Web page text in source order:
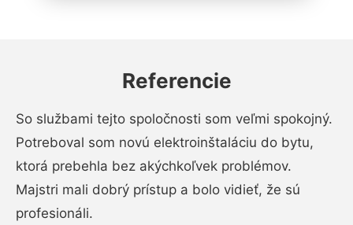
Referencie
So službami tejto spoločnosti som veľmi spokojný.
Potreboval som novú elektroinštaláciu do bytu,
ktorá prebehla bez akýchkoľvek problémov.
Majstri mali dobrý prístup a bolo vidieť, že sú
profesionáli.